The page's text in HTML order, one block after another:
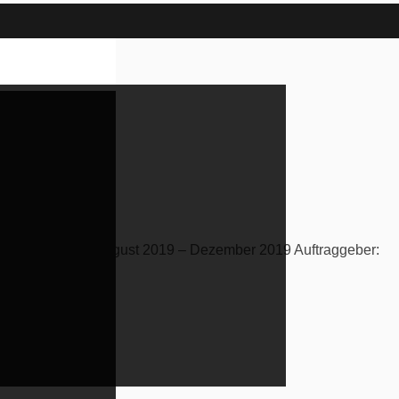
Projektzeit: August 2019 – Dezember 2019 Auftraggeber: